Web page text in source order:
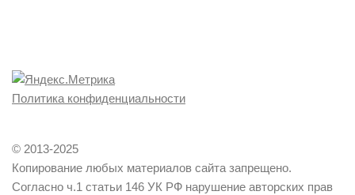
Политика конфиденциальности
© 2013-2025
Копирование любых материалов сайта запрещено.
Согласно ч.1 статьи 146 УК РФ нарушение авторских прав